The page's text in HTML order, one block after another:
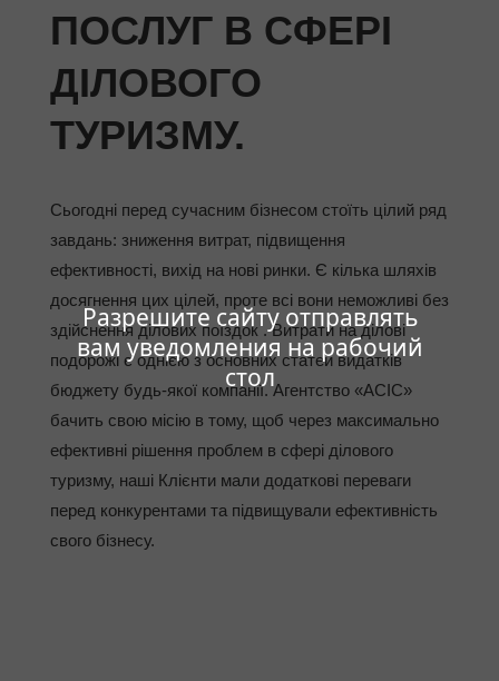
Разрешите сайту отправлять
вам уведомления на рабочий
стол
ПОСЛУГ В СФЕРІ
ДІЛОВОГО
ТУРИЗМУ.
Сьогодні перед сучасним бізнесом стоїть цілий ряд
завдань: зниження витрат, підвищення
ефективності, вихід на нові ринки. Є кілька шляхів
досягнення цих цілей, проте всі вони неможливі без
здійснення ділових поїздок . Витрати на ділові
подорожі є однією з основних статей видатків
бюджету будь-якої компанії. Агентство «АСІС»
бачить свою місію в тому, щоб через максимально
ефективні рішення проблем в сфері ділового
туризму, наші Клієнти мали додаткові переваги
перед конкурентами та підвищували ефективність
свого бізнесу.